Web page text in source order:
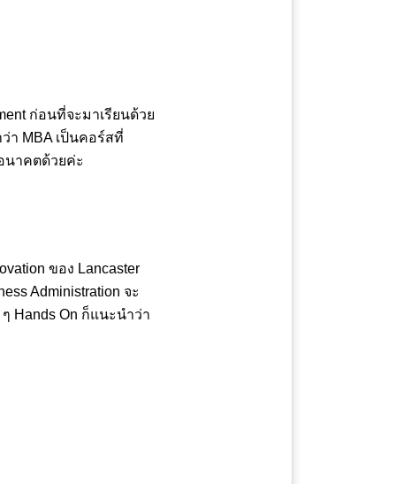
ก่อนที่จะมาเรียนด้วย
MBA เป็นคอร์สที่
นาคตด้วยค่ะ
ของ Lancaster
Administration จะ
Hands On ก็แนะนำว่า